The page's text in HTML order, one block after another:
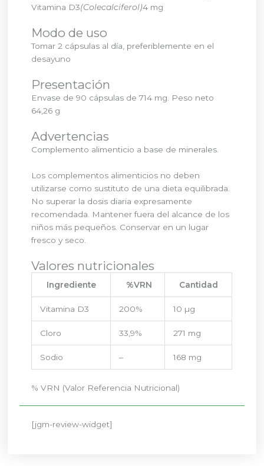
Vitamina D3(Colecalciferol)4 mg
Modo de uso
Tomar 2 cápsulas al día, preferiblemente en el
desayuno
Presentación
Envase de 90 cápsulas de 714 mg. Peso neto
64,26 g
Advertencias
Complemento alimenticio a base de minerales.
Los complementos alimenticios no deben
utilizarse como sustituto de una dieta equilibrada.
No superar la dosis diaria expresamente
recomendada. Mantener fuera del alcance de los
niños más pequeños. Conservar en un lugar
fresco y seco.
Valores nutricionales
Ingrediente %VRN Cantidad
Vitamina D3 200% 10 µg
Cloro 33,9% 271 mg
Sodio – 168 mg
% VRN (Valor Referencia Nutricional)
[jgm-review-widget]